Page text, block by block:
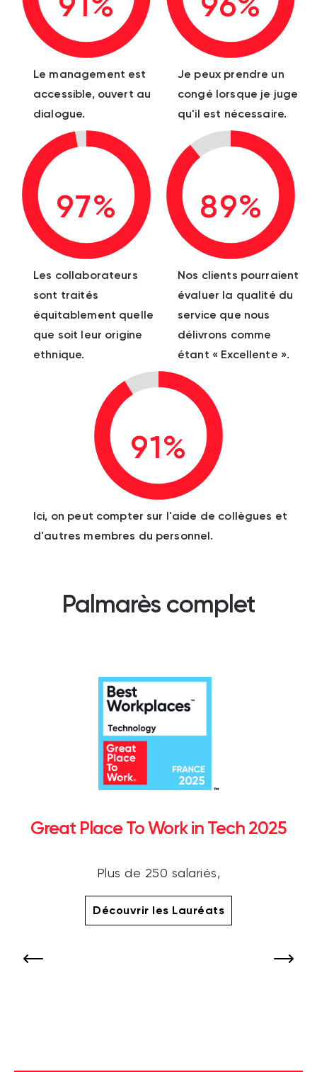
Le management est
accessible, ouvert au
dialogue.
Je peux prendre un
congé lorsque je juge
qu'il est nécessaire.
97%
Les collaborateurs
sont traités
équitablement quelle
que soit leur origine
ethnique.
89%
Nos clients pourraient
évaluer la qualité du
service que nous
délivrons comme
étant « Excellente ».
91%
Ici, on peut compter sur l'aide de collègues et
d'autres membres du personnel.
Palmarès complet
Great Place To Work in Tech 2025
Plus de 250 salariés,
Découvrir les Lauréats